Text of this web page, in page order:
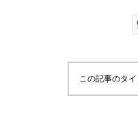
この記事のタ